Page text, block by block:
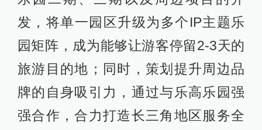
发，将单一园区升级为多个IP主题乐
园矩阵，成为能够让游客停留2-3天的
旅游目的地；同时，策划提升周边品
牌的自身吸引力，通过与乐高乐园强
强合作，合力打造长三角地区服务全